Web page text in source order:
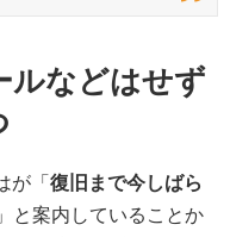
ルなどはせず
が「復旧まで今しばら
」と案内していることか